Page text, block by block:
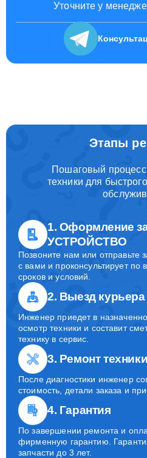
Уточните у
Этапы
Пошаговый
техники для
1. Оформление
УСТРОЙСТВО
Позвоните нам или отправьте
с вами и проконсультирует по
сроков и условий.
2. Выезд курьера
Инженер приедет в
осмотр техники и составит
технику в сервис.
3. Ремонт техники
После диагностики инженер
стоимость, детали заказа и
4. Гарантия
По завершении ремонта и
фирменную гарантию.
запчасти до 3 лет.